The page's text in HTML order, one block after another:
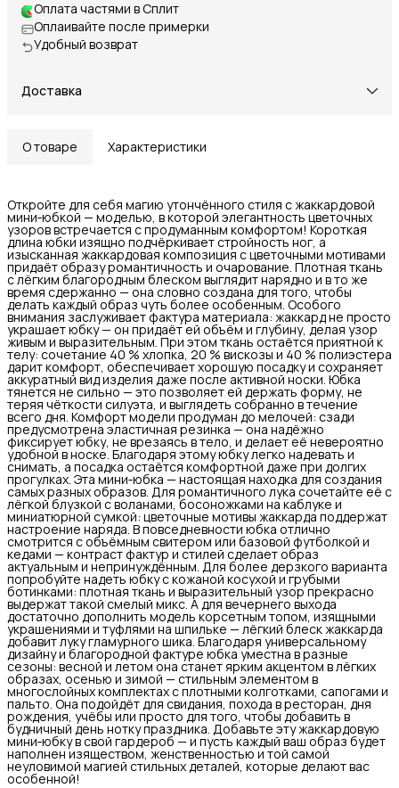
Оплата частями в Сплит
Оплаивайте после примерки
Удобный возврат
Доставка
О товаре Характеристики
Откройте для себя магию утончённого стиля с жаккардовой
мини‑юбкой — моделью, в которой элегантность цветочных
узоров встречается с продуманным комфортом! Короткая
длина юбки изящно подчёркивает стройность ног, а
изысканная жаккардовая композиция с цветочными мотивами
придаёт образу романтичность и очарование. Плотная ткань
с лёгким благородным блеском выглядит нарядно и в то же
время сдержанно — она словно создана для того, чтобы
делать каждый образ чуть более особенным. Особого
внимания заслуживает фактура материала: жаккард не просто
украшает юбку — он придаёт ей объём и глубину, делая узор
живым и выразительным. При этом ткань остаётся приятной к
телу: сочетание 40 % хлопка, 20 % вискозы и 40 % полиэстера
дарит комфорт, обеспечивает хорошую посадку и сохраняет
аккуратный вид изделия даже после активной носки. Юбка
тянется не сильно — это позволяет ей держать форму, не
теряя чёткости силуэта, и выглядеть собранно в течение
всего дня. Комфорт модели продуман до мелочей: сзади
предусмотрена эластичная резинка — она надёжно
фиксирует юбку, не врезаясь в тело, и делает её невероятно
удобной в носке. Благодаря этому юбку легко надевать и
снимать, а посадка остаётся комфортной даже при долгих
прогулках. Эта мини‑юбка — настоящая находка для создания
самых разных образов. Для романтичного лука сочетайте её с
лёгкой блузкой с воланами, босоножками на каблуке и
миниатюрной сумкой: цветочные мотивы жаккарда поддержат
настроение наряда. В повседневности юбка отлично
смотрится с объёмным свитером или базовой футболкой и
кедами — контраст фактур и стилей сделает образ
актуальным и непринуждённым. Для более дерзкого варианта
попробуйте надеть юбку с кожаной косухой и грубыми
ботинками: плотная ткань и выразительный узор прекрасно
выдержат такой смелый микс. А для вечернего выхода
достаточно дополнить модель корсетным топом, изящными
украшениями и туфлями на шпильке — лёгкий блеск жаккарда
добавит луку гламурного шика. Благодаря универсальному
дизайну и благородной фактуре юбка уместна в разные
сезоны: весной и летом она станет ярким акцентом в лёгких
образах, осенью и зимой — стильным элементом в
многослойных комплектах с плотными колготками, сапогами и
пальто. Она подойдёт для свидания, похода в ресторан, дня
рождения, учёбы или просто для того, чтобы добавить в
будничный день нотку праздника. Добавьте эту жаккардовую
мини‑юбку в свой гардероб — и пусть каждый ваш образ будет
наполнен изяществом, женственностью и той самой
неуловимой магией стильных деталей, которые делают вас
особенной!